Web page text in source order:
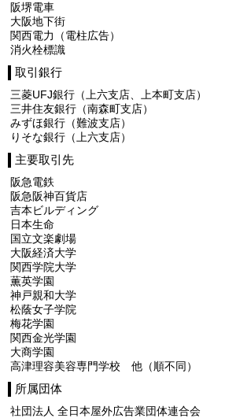
阪堺電車
大阪地下街
関西電力（電柱広告）
消火栓標識
取引銀行
三菱UFJ銀行（上六支店、上本町支店）
三井住友銀行（南森町支店）
みずほ銀行（難波支店）
りそな銀行（上六支店）
主要取引先
阪急電鉄
阪急阪神百貨店
吉本ビルディング
日本生命
国立文楽劇場
大阪経済大学
関西学院大学
薫英学園
神戸親和大学
松蔭女子学院
梅花学園
関西金光学園
大商学園
高津理容美容専門学校 他（順不同）
所属団体
社団法人 全日本屋外広告業団体連合会